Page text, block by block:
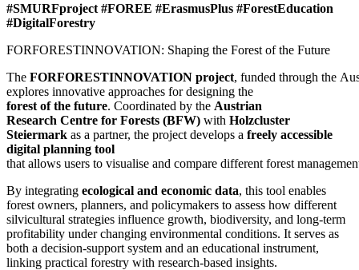
#SMURFproject #FOREE #ErasmusPlus #ForestEducation
#DigitalForestry
FORFORESTINNOVATION: Shaping the Forest of the Future
The FORFORESTINNOVATION project, funded through the
explores innovative approaches for designing the
forest of the future. Coordinated by the Austrian
Research Centre for Forests (BFW) with Holzcluster
Steiermark as a partner, the project develops a freely accessible
digital planning tool
that allows users to visualise and compare different forest
By integrating ecological and economic data, this tool enables
forest owners, planners, and policymakers to assess how different
silvicultural strategies influence growth, biodiversity, and long-term
profitability under changing environmental conditions. It serves as
both a decision-support system and an educational instrument,
linking practical forestry with research-based insights.